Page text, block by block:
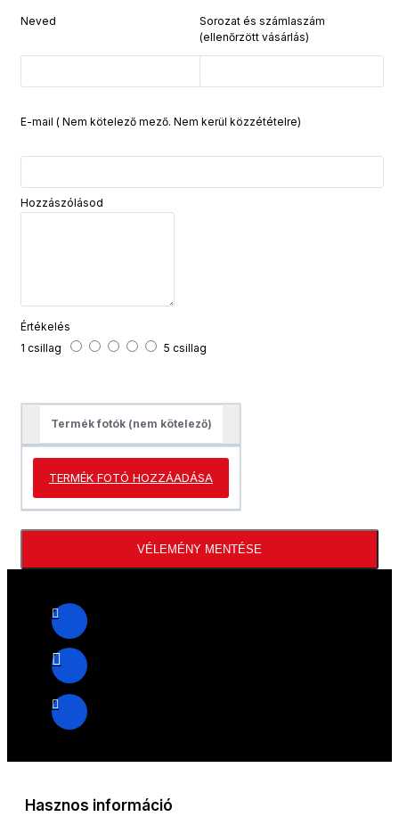
Neved
Sorozat és számlaszám
(ellenőrzött vásárlás)
E-mail ( Nem kötelező mező. Nem kerül közzétételre)
Hozzászólásod
Értékelés
1 csillag
5 csillag
Termék fotók (nem kötelező)
TERMÉK FOTÓ HOZZÁADÁSA
VÉLEMÉNY MENTÉSE
Hasznos információ